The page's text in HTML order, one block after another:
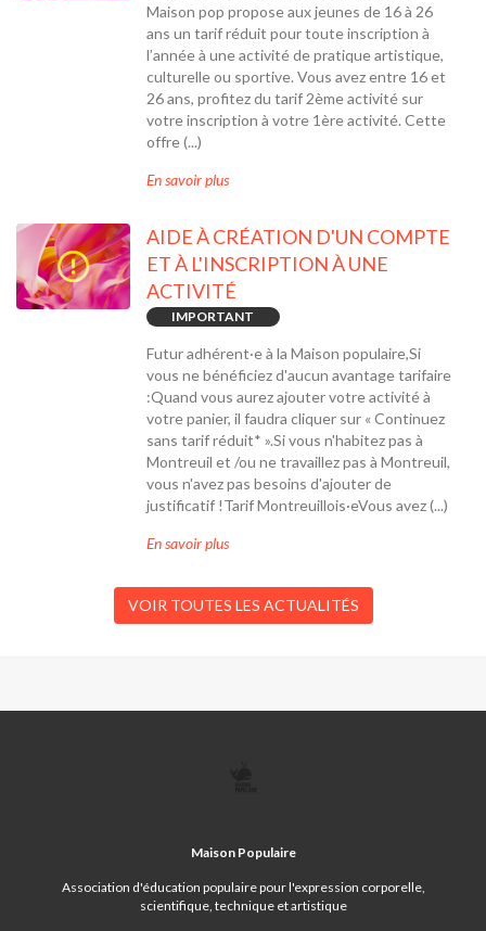
Maison pop propose aux jeunes de 16 à 26
ans un tarif réduit pour toute inscription à
l’année à une activité de pratique artistique,
culturelle ou sportive. Vous avez entre 16 et
26 ans, profitez du tarif 2ème activité sur
votre inscription à votre 1ère activité. Cette
offre (...)
En savoir plus
AIDE À CRÉATION D'UN COMPTE
ET À L'INSCRIPTION À UNE
ACTIVITÉ
IMPORTANT
Futur adhérent·e à la Maison populaire,Si
vous ne bénéficiez d'aucun avantage tarifaire
:Quand vous aurez ajouter votre activité à
votre panier, il faudra cliquer sur « Continuez
sans tarif réduit* ».Si vous n'habitez pas à
Montreuil et /ou ne travaillez pas à Montreuil,
vous n'avez pas besoins d'ajouter de
justificatif !Tarif Montreuillois·eVous avez (...)
En savoir plus
VOIR TOUTES LES ACTUALITÉS
Maison Populaire
Association d'éducation populaire pour l'expression corporelle,
scientifique, technique et artistique